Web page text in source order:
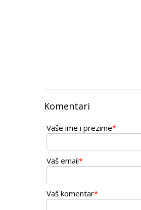
Komentari
Vaše ime i prezime*
Vaš email*
Vaš komentar*